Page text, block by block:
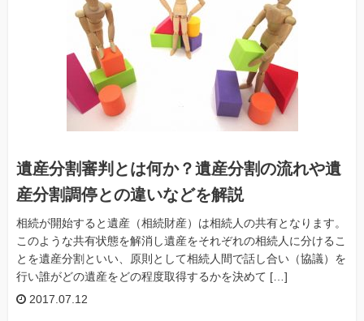
遺産分割審判とは何か？遺産分割の流れや遺
産分割調停との違いなどを解説
相続が開始すると遺産（相続財産）は相続人の共有となります。
このような共有状態を解消し遺産をそれぞれの相続人に分けるこ
とを遺産分割といい、原則として相続人間で話し合い（協議）を
行い誰がどの遺産をどの程度取得するかを決めて […]
2017.07.12